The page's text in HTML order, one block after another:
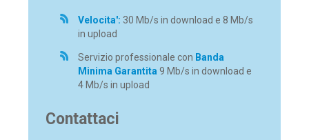
Velocita': 30 Mb/s in download e 8 Mb/s
in upload
Servizio professionale con Banda
Minima Garantita 9 Mb/s in download e
4 Mb/s in upload
Contattaci